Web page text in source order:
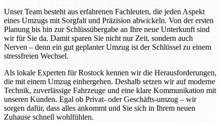
Unser Team besteht aus erfahrenen Fachleuten, die jeden Aspekt
eines Umzugs mit Sorgfalt und Präzision abwickeln. Von der ersten
Planung bis hin zur Schlüssübergabe an Ihre neue Unterkunft sind
wir für Sie da. Damit sparen Sie nicht nur Zeit, sondern auch
Nerven – denn ein gut geplanter Umzug ist der Schlüssel zu einem
stressfreien Wechsel.
Als lokale Experten für Rostock kennen wir die Herausforderungen,
die mit einem Umzug einhergehen. Deshalb setzen wir auf moderne
Technik, zuverlässige Fahrzeuge und eine klare Kommunikation mit
unseren Kunden. Egal ob Privat- oder Geschäfts-umzug – wir
sorgen dafür, dass alles ankommt und Sie sich in Ihrem neuen
Zuhause schnell wohlfühlen.